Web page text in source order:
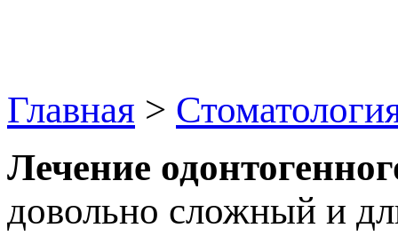
Главная >
Лечение
довольно сложный и